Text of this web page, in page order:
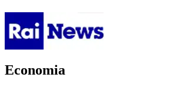
Economia